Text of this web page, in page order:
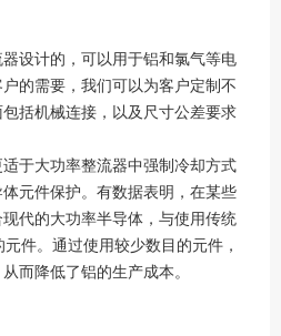
设计的，可以用于铝和氯气等电
的需要，我们可以为客户定制不
括机械连接，以及尺寸公差要求
于大功率整流器中强制冷却方式
元件保护。有数据表明，在某些
代的大功率半导体，与使用传统
件。通过使用较少数目的元件，
而降低了铝的生产成本。